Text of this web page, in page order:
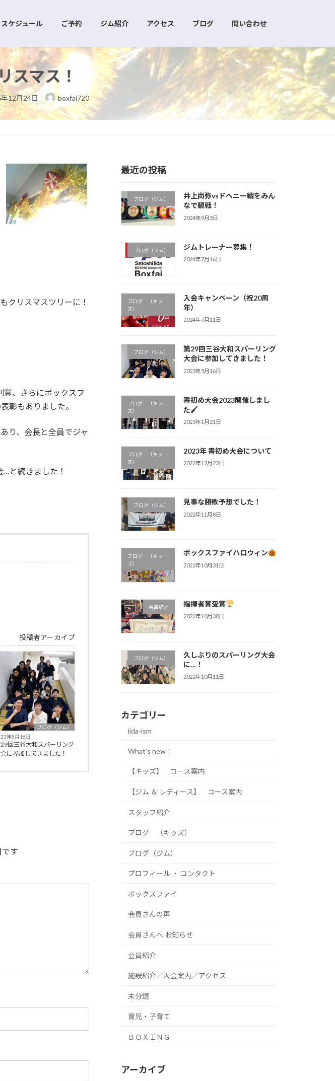
スケジュール ご予約 ジム紹介 アクセス ブログ 問い合わせ
スマス！
12月24日 boxfai720
クリスマスツリーに！
、さらにボックスフ
彰もありました。
り、会長と全員でジャ
と続きました！
投稿者アーカイブ
ブログ（ジム）
年5月16日
回三谷大和スパーリング
に参加してきました！
す
最近の投稿
ブログ（ジム）
井上尚弥vsドヘニー戦をみん
なで観戦！
2024年9月3日
ブログ（ジム） ジムトレーナー募集！
2024年7月16日
ブログ （キッ
ズ）
入会キャンペーン（祝20周
年）
2024年7月11日
ブログ（ジム）
第29回三谷大和スパーリング
大会に参加してきました！
2023年5月16日
ブログ （キッ
ズ）
書初め大会2023開催しまし
た🖌
2023年1月21日
ブログ （キッ
ズ）
2023年 書初め大会について
2022年12月23日
ブログ（ジム） 見事な勝敗予想でした！
2022年11月8日
ブログ （キッ
ズ）
ボックスファイハロウィン
2022年10月31日
会員紹介 指揮者賞受賞
2022年10月30日
ブログ（ジム）
久しぶりのスパーリング大会
に…！
2022年10月11日
カテゴリー
iida-ism
What's new！
【キッズ】 コース案内
【ジム ＆ レディース】 コース案内
スタッフ紹介
ブログ （キッズ）
ブログ（ジム）
プロフィール ・ コンタクト
ボックスファイ
会員さんの声
会員さんへ お知らせ
会員紹介
施設紹介／入会案内／アクセス
未分類
育児・子育て
ＢＯＸＩＮＧ
アーカイブ